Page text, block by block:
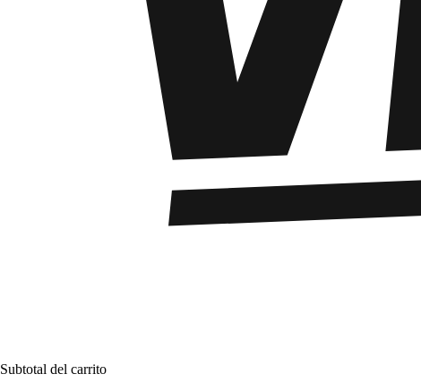
Subtotal del carrito